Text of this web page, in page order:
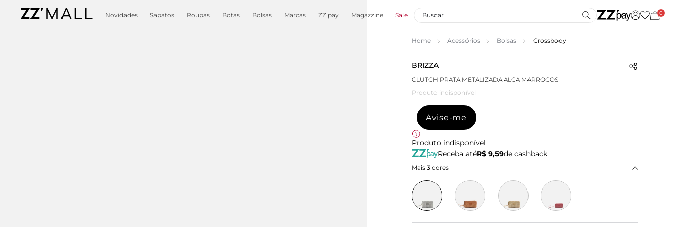
Novidades Sapatos Roupas Botas Bolsas Marcas ZZ pay Magazzine Sale 0
Home Acessórios Bolsas Crossbody
BRIZZA
CLUTCH PRATA METALIZADA ALÇA MARROCOS
Produto indisponível
Avise-me
Produto indisponível
Receba atéR$ 9,59de cashback
Mais 3 cores